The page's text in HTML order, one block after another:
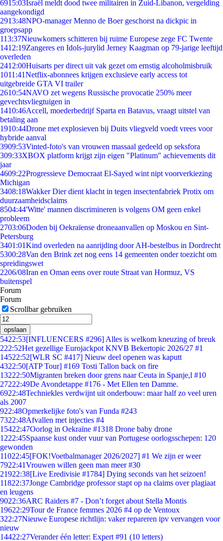
6915:03Israël meldt dood twee militairen in Zuid-Libanon, vergelding
aangekondigd
2913:48NPO-manager Menno de Boer geschorst na dickpic in
groepsapp
113:37Nieuwkomers schitteren bij ruime Europese zege FC Twente
1412:19Zangeres en Idols-jurylid Jerney Kaagman op 79-jarige leeftijd
overleden
2412:00Huisarts per direct uit vak gezet om ernstig alcoholmisbruik
1011:41Netflix-abonnees krijgen exclusieve early access tot
uitgebreide GTA VI trailer
2610:54NAVO zet wegens Russische provocatie 250% meer
gevechtsvliegtuigen in
1410:46Accell, moederbedrijf Sparta en Batavus, vraagt uitstel van
betaling aan
1910:44Drone met explosieven bij Duits vliegveld voedt vrees voor
hybride aanval
3909:53Vinted-foto's van vrouwen massaal gedeeld op seksfora
309:33XBOX platform krijgt zijn eigen "Platinum" achievements dit
jaar
4609:22Progressieve Democraat El-Sayed wint nipt voorverkiezing
Michigan
3408:18Wakker Dier dient klacht in tegen insectenfabriek Protix om
duurzaamheidsclaims
8504:44'Witte' mannen discrimineren is volgens OM geen enkel
probleem
2703:06Doden bij Oekraïense droneaanvallen op Moskou en Sint-
Petersburg
3401:01Kind overleden na aanrijding door AH-bestelbus in Dordrecht
5300:28Van den Brink zet nog eens 14 gemeenten onder toezicht om
spreidingswet
2206/08Iran en Oman eens over route Straat van Hormuz, VS
buitenspel
Forum
Forum
Scrollbar gebruiken
opslaan
5422:53[INFLUENCERS #296] Alles is welkom kneuzing of breuk
222:52Het gezellige Eurojackpot KNVB Bekertopic 2026/27 #1
14522:52[WLR SC #417] Nieuw deel openen was kaputt
4322:50[ATP Tour] #169 Tosti Tallon back on fire
13222:50Migranten breken door grens naar Ceuta in Spanje,l #10
27222:49De Avondetappe #176 - Met Ellen ten Damme.
6922:48Techniekles verdwijnt uit onderbouw: maar half zo veel uren
als 2007
922:48Opmerkelijke foto's van Funda #243
7322:48Afvallen met injecties #4
15422:47Oorlog in Oekraïne #1318 Drone baby drone
1222:45Spaanse kust onder vuur van Portugese oorlogsschepen: 120
gewonden
11022:45[FOK!Voetbalmanager 2026/2027] #1 We zijn er weer
7922:41Vrouwen willen geen man meer #30
21922:38[Live Eredivisie #1784] Dying seconds van het seizoen!
11822:37Jonge Cambridge professor stapt op na claims over plagiaat
en leugens
9022:36ARC Raiders #7 - Don’t forget about Stella Montis
19622:29Tour de France femmes 2026 #4 op de Ventoux
322:27Nieuwe Europese richtlijn: vaker repareren ipv vervangen voor
nieuw
14422:27Verander één letter: Expert #91 (10 letters)